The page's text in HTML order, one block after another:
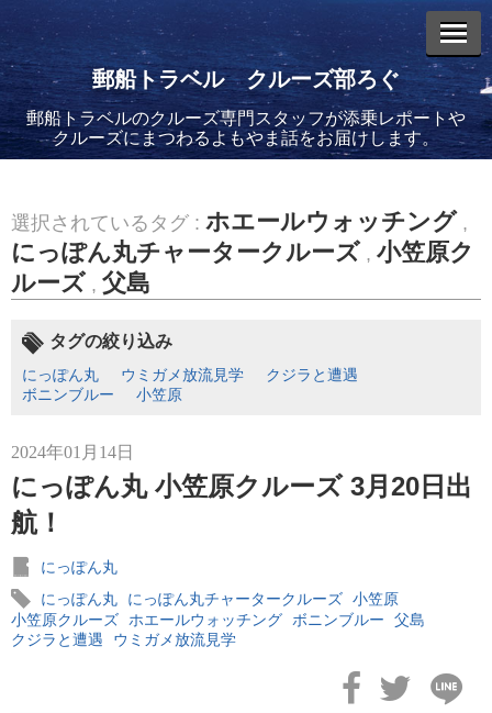
郵船トラベル クルーズ部ろぐ
郵船トラベルのクルーズ専門スタッフが添乗レポートや
クルーズにまつわるよもやま話をお届けします。
選択されているタグ : ホエールウォッチング ,
にっぽん丸チャータークルーズ , 小笠原ク
ルーズ , 父島
タグの絞り込み
にっぽん丸 ウミガメ放流見学
クジラと遭遇
ボニンブルー
小笠原
2024年01月14日
にっぽん丸 小笠原クルーズ 3月20日出
航！
にっぽん丸
にっぽん丸
にっぽん丸チャータークルーズ 小笠原
小笠原クルーズ
ホエールウォッチング ボニンブルー
父島
クジラと遭遇
ウミガメ放流見学
エントリーリスト
2026年08月06日
バイキング・エデンに乗船してきました！(2)
2026年08月05日
バイキング・エデンに乗船してきました！(1)
2026年02月19日
飛鳥II アジアグランドクルーズおかえりなさい！